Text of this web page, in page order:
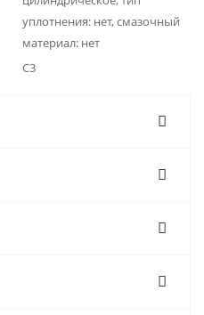
уплотнения: нет, смазочный
материал: нет
C3